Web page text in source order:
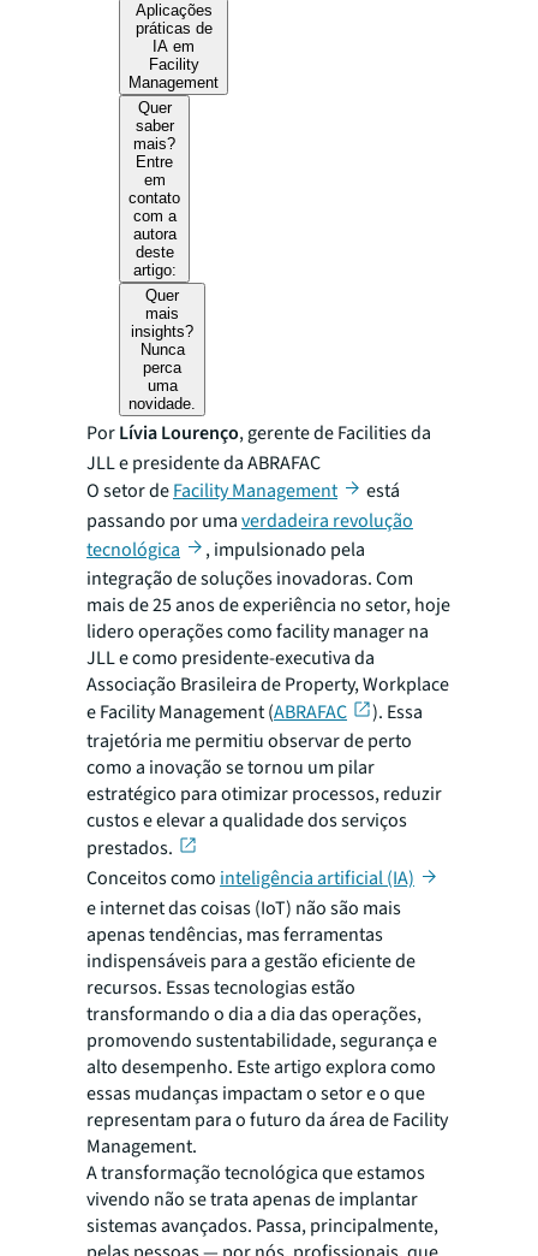
Aplicações
práticas de
IA em
Facility
Management
Quer
saber
mais?
Entre
em
contato
com a
autora
deste
artigo:
Quer
mais
insights?
Nunca
perca
uma
novidade.
PorLívia Lourenço, gerente de Facilities da
JLL e presidente da ABRAFAC
O setor deFacility Management
está
passando por umaverdadeira revolução
tecnológica
, impulsionado pela
integração de soluções inovadoras. Com
mais de 25 anos de experiência no setor, hoje
lidero operações como facility manager na
JLL e como presidente-executiva da
Associação Brasileira de Property, Workplace
e Facility Management (ABRAFAC
). Essa
trajetória me permitiu observar de perto
como a inovação se tornou um pilar
estratégico para otimizar processos, reduzir
custos e elevar a qualidade dos serviços
prestados.
Conceitos comointeligência artificial (IA)
e internet das coisas (IoT) não são mais
apenas tendências, mas ferramentas
indispensáveis para a gestão eficiente de
recursos. Essas tecnologias estão
transformando o dia a dia das operações,
promovendo sustentabilidade, segurança e
alto desempenho. Este artigo explora como
essas mudanças impactam o setor e o que
representam para o futuro da área de Facility
Management.
A transformação tecnológica que estamos
vivendo não se trata apenas de implantar
sistemas avançados. Passa, principalmente,